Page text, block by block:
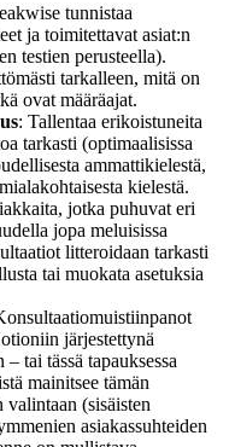
tunnistaa
ja toimitettavat asiat:n
testien perusteella).
tarkalleen, mitä on
ovat määräajat.
: Tallentaa erikoistuneita
tarkasti (optimaalisissa
ammattikielestä,
kielestä.
jotka puhuvat eri
jopa meluisissa
litteroidaan tarkasti
tai muokata asetuksia
järjestettynä
tai tässä tapauksessa
mainitsee tämän
(sisäisten
asiakassuhteiden